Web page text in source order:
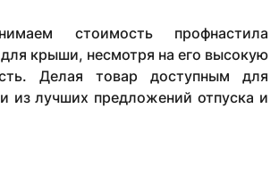
стоимость профнастила
крыши, несмотря на его высокую
Делая товар доступным для
из лучших предложений отпуска и